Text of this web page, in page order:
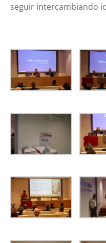
seguir intercambiando